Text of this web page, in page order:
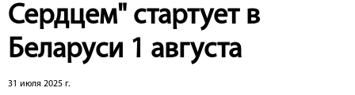
Сердцем" стартует в
Беларуси 1 августа
31 июля 2025 г.